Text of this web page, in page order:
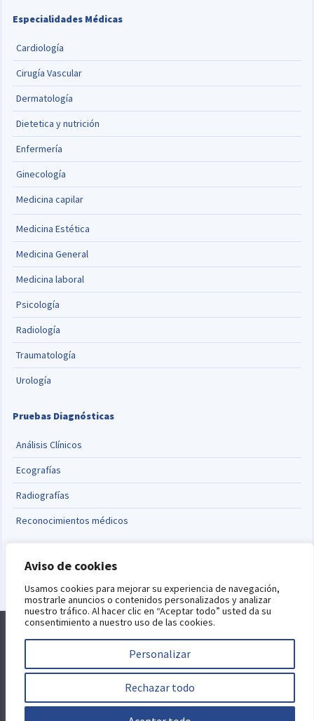
Aviso de cookies
Usamos cookies para mejorar su experiencia de navegación,
mostrarle anuncios o contenidos personalizados y analizar
nuestro tráfico. Al hacer clic en “Aceptar todo” usted da su
consentimiento a nuestro uso de las cookies.
Personalizar
Rechazar todo
Especialidades Médicas
Cardiología
Cirugía Vascular
Dermatología
Dietetica y nutrición
Enfermería
Ginecología
Medicina capilar
Medicina Estética
Medicina General
Medicina laboral
Psicología
Radiología
Traumatología
Urología
Pruebas Diagnósticas
Análisis Clínicos
Ecografías
Radiografías
Reconocimientos médicos
English
Alquiler de consultas Blog Aviso Legal
Política de Privacidad
Política de Cookies
Este sitio está protegido por reCAPTCHA y se aplican la
privacidadytérminos del serviciode Google.Desarrollo web por